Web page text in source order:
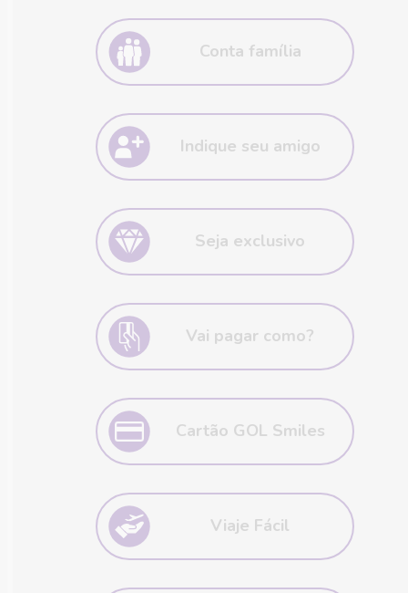
Uma página com passagens aéreas
a preço de outlet exclusiva para
assinante Clube.Conta família
Chame a galera – você e mais 5
pessoas podem juntar as milhas em
uma única conta.Indique seu amigo
Quanto mais Loucos por Viagens,
melhor! Compartilhe seu código
com os amigos e ganhe muitas
milhas bônus.
Seja exclusivo
Que tal ser categoria Diamante
para ser VIP? Vem para o Plano
20.000.
Vai pagar como?
Mensal, anual parcelado em até
12x ou anual à vista.
Cartão GOL Smiles
Quanto mais você usa, mais milhas
você tem! Clube tem até 4 milhas
por dólar gasto.
Viaje Fácil
Quite a passagem e receba o dobro